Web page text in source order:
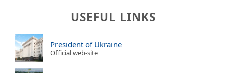
USEFUL LINKS
President of Ukraine
Official web-site